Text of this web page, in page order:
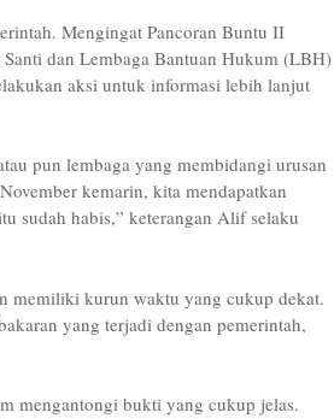
Mengingat Pancoran Buntu II
dan Lembaga Bantuan Hukum (LBH)
aksi untuk informasi lebih lanjut
pun lembaga yang membidangi urusan
kemarin, kita mendapatkan
sudah habis,” keterangan Alif selaku
memiliki kurun waktu yang cukup dekat.
yang terjadi dengan pemerintah,
mengantongi bukti yang cukup jelas.